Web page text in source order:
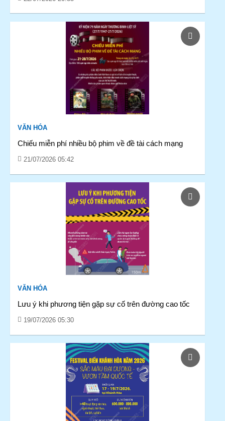
VĂN HÓA
Chiếu miễn phí nhiều bộ phim về đề tài cách mạng
21/07/2026 05:42
VĂN HÓA
Lưu ý khi phương tiện gặp sự cố trên đường cao tốc
19/07/2026 05:30